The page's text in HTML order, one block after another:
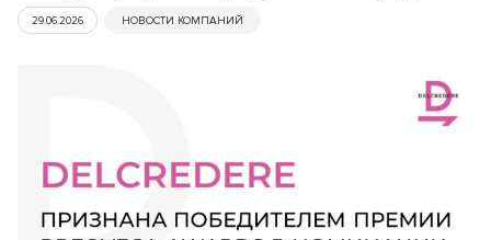
29.06.2026 НОВОСТИ КОМПАНИЙ